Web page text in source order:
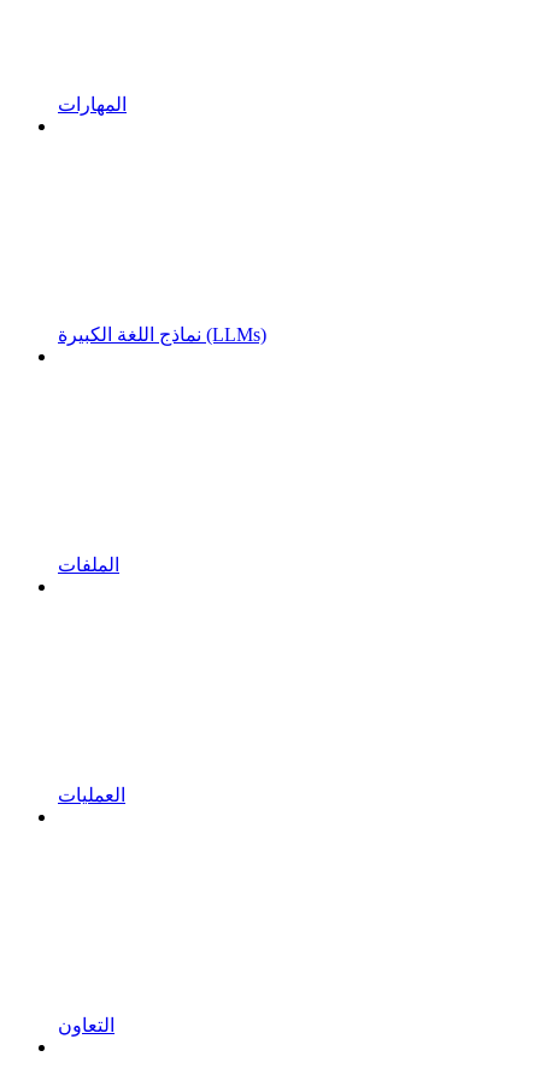
المهارات
نماذج اللغة الكبيرة (LLMs)
الملفات
العمليات
التعاون